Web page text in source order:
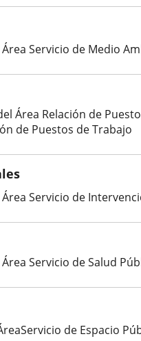
Servicio de Medio
Área Relación de
de Puestos de Trabajo
Servicio de
Servicio de Salud
de Espacio